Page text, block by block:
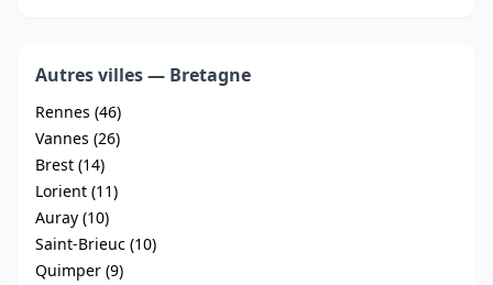
Autres villes — Bretagne
Rennes (46)
Vannes (26)
Brest (14)
Lorient (11)
Auray (10)
Saint-Brieuc (10)
Quimper (9)